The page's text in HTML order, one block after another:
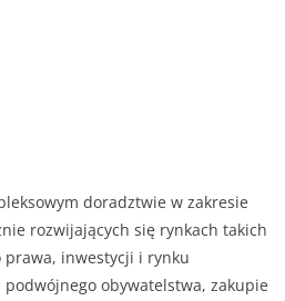
doradztwie w zakresie
rozwijających się rynkach takich
prawa, inwestycji i rynku
obywatelstwa, zakupie